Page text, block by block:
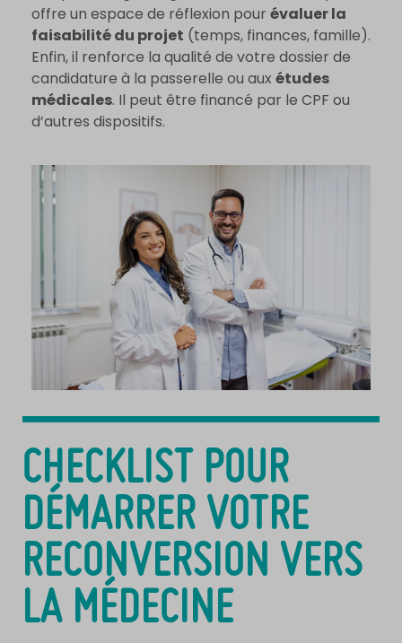
offre un espace de réflexion pour évaluer la
faisabilité du projet (temps, finances, famille).
Enfin, il renforce la qualité de votre dossier de
candidature à la passerelle ou aux études
médicales. Il peut être financé par le CPF ou
d’autres dispositifs.
CHECKLIST POUR
DÉMARRER VOTRE
RECONVERSION VERS
LA MÉDECINE